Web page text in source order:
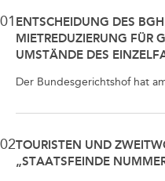
01 ENTSCHEIDUNG DES
MIETREDUZIERUNG FÜR
UMSTÄNDE DES
Der Bundesgerichtshof hat
02TOURISTEN UND
„STAATSFEINDE